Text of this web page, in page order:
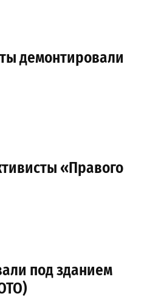
демонтировали
«Правого
под зданием